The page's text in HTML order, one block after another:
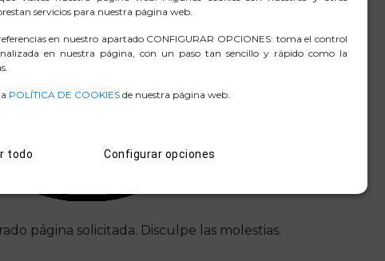
página solicitada. Disculpe las molestias.
servicios para nuestra página web.
en nuestro apartado CONFIGURAR OPCIONES: toma el control
en nuestra página, con un paso tan sencillo y rápido como la
POLÍTICA DE COOKIES de nuestra página web.
todo Configurar opciones